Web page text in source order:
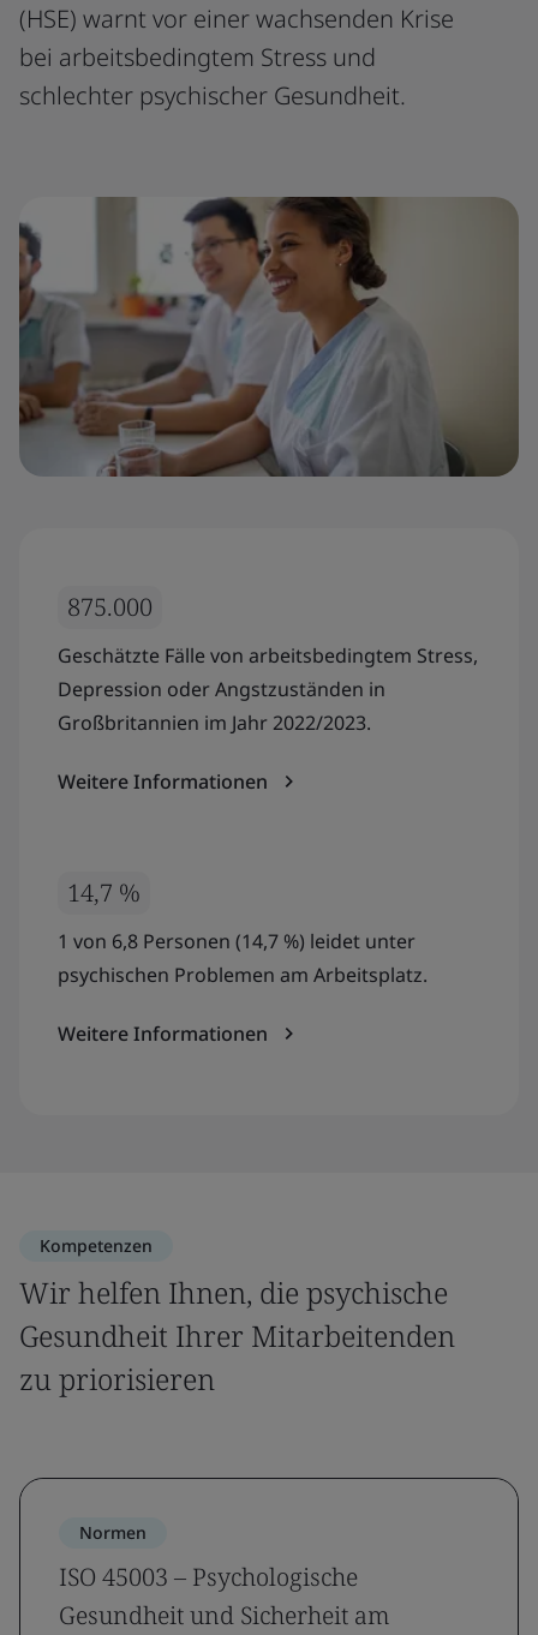
(HSE) warnt vor einer wachsenden Krise
bei arbeitsbedingtem Stress und
schlechter psychischer Gesundheit.
875.000
Geschätzte Fälle von arbeitsbedingtem Stress,
Depression oder Angstzuständen in
Großbritannien im Jahr 2022/2023.
Weitere Informationen
14,7 %
1 von 6,8 Personen (14,7 %) leidet unter
psychischen Problemen am Arbeitsplatz.
Weitere Informationen
Kompetenzen
Wir helfen Ihnen, die psychische
Gesundheit Ihrer Mitarbeitenden
zu priorisieren
Normen
ISO 45003 – Psychologische
Gesundheit und Sicherheit am